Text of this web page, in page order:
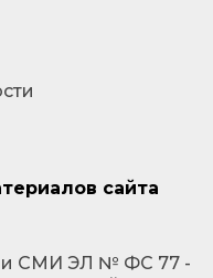
сайта
СМИ ЭЛ № ФС 77 -